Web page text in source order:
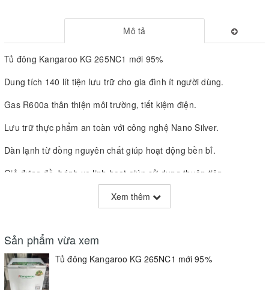
Mô tả
Tủ đông Kangaroo KG 265NC1 mới 95%
Dung tích 140 lít tiện lưu trữ cho gia đình ít người dùng.
Gas R600a thân thiện môi trường, tiết kiệm điện.
Lưu trữ thực phẩm an toàn với công nghệ Nano Silver.
Dàn lạnh từ đồng nguyên chất giúp hoạt động bền bỉ.
Giỏ đựng đồ, bánh xe linh hoạt giúp sử dụng thuận tiện.
0977993598 - 0937602399
Xem thêm
Sản phẩm vừa xem
Tủ đông Kangaroo KG 265NC1 mới 95%